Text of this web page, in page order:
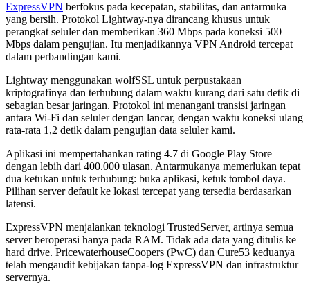
ExpressVPN berfokus pada kecepatan, stabilitas, dan antarmuka
yang bersih. Protokol Lightway-nya dirancang khusus untuk
perangkat seluler dan memberikan 360 Mbps pada koneksi 500
Mbps dalam pengujian. Itu menjadikannya VPN Android tercepat
dalam perbandingan kami.
Lightway menggunakan wolfSSL untuk perpustakaan
kriptografinya dan terhubung dalam waktu kurang dari satu detik di
sebagian besar jaringan. Protokol ini menangani transisi jaringan
antara Wi-Fi dan seluler dengan lancar, dengan waktu koneksi ulang
rata-rata 1,2 detik dalam pengujian data seluler kami.
Aplikasi ini mempertahankan rating 4.7 di Google Play Store
dengan lebih dari 400.000 ulasan. Antarmukanya memerlukan tepat
dua ketukan untuk terhubung: buka aplikasi, ketuk tombol daya.
Pilihan server default ke lokasi tercepat yang tersedia berdasarkan
latensi.
ExpressVPN menjalankan teknologi TrustedServer, artinya semua
server beroperasi hanya pada RAM. Tidak ada data yang ditulis ke
hard drive. PricewaterhouseCoopers (PwC) dan Cure53 keduanya
telah mengaudit kebijakan tanpa-log ExpressVPN dan infrastruktur
servernya.